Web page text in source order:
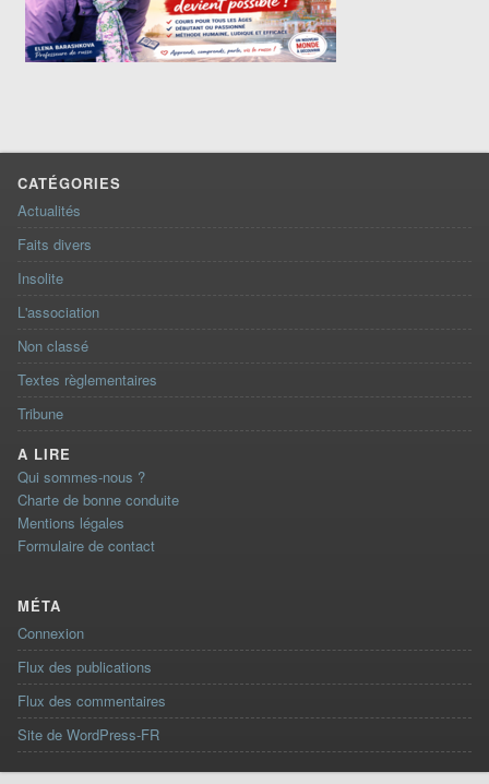
CATÉGORIES
Actualités
Faits divers
Insolite
L'association
Non classé
Textes règlementaires
Tribune
A LIRE
Qui sommes-nous ?
Charte de bonne conduite
Mentions légales
Formulaire de contact
MÉTA
Connexion
Flux des publications
Flux des commentaires
Site de WordPress-FR